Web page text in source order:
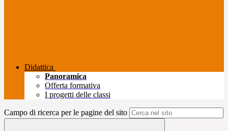
Didattica
Panoramica
Offerta formativa
I progetti delle classi
Campo di ricerca per le pagine del sito